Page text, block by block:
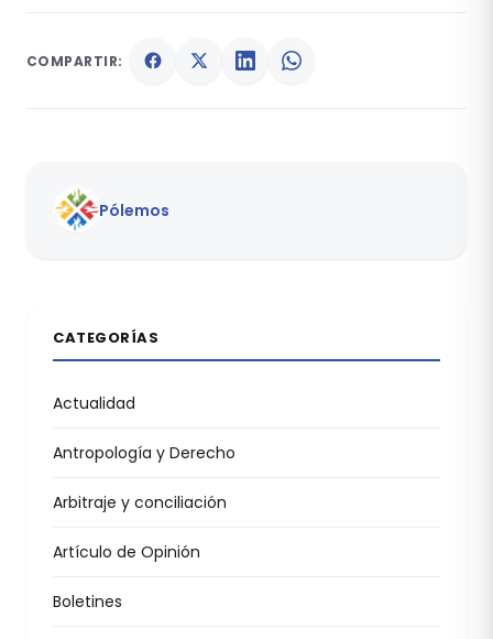
COMPARTIR:
Pólemos
CATEGORÍAS
Actualidad
Antropología y Derecho
Arbitraje y conciliación
Artículo de Opinión
Boletines